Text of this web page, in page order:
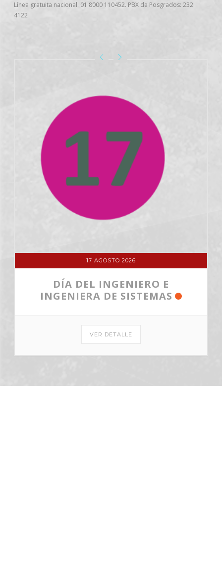
Línea gratuita nacional: 01 8000 110452. PBX de Posgrados: 232
4122
17 AGOSTO 2026
DÍA DEL INGENIERO E
INGENIERA DE SISTEMAS
VER DETALLE